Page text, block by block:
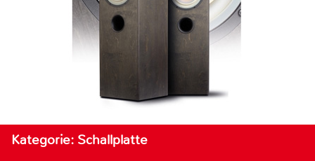
Kategorie: Schallplatte